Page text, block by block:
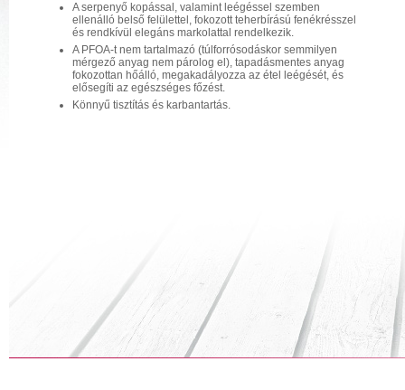
A serpenyő kopással, valamint leégéssel szemben
ellenálló belső felülettel, fokozott teherbírású fenékrésszel
és rendkívül elegáns markolattal rendelkezik.
A PFOA-t nem tartalmazó (túlforrósodáskor semmilyen
mérgező anyag nem párolog el), tapadásmentes anyag
fokozottan hőálló, megakadályozza az étel leégését, és
elősegíti az egészséges főzést.
Könnyű tisztítás és karbantartás.